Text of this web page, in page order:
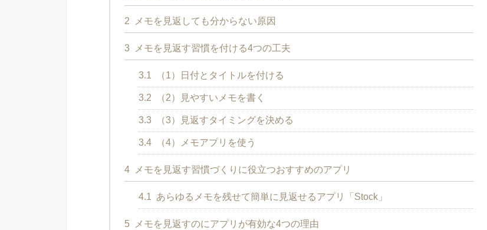
2 メモを見返しても分からない原因
3 メモを見返す習慣を付ける4つの工夫
3.1 （1）日付とタイトルを付ける
3.2 （2）見やすいメモを書く
3.3 （3）見返すタイミングを決める
3.4 （4）メモアプリを使う
4 メモを見返す習慣づくりに役立つおすすめのアプリ
4.1 あらゆるメモを残せて簡単に見返せるアプリ「Stock」
5 メモを見返すのにアプリが有効な4つの理由